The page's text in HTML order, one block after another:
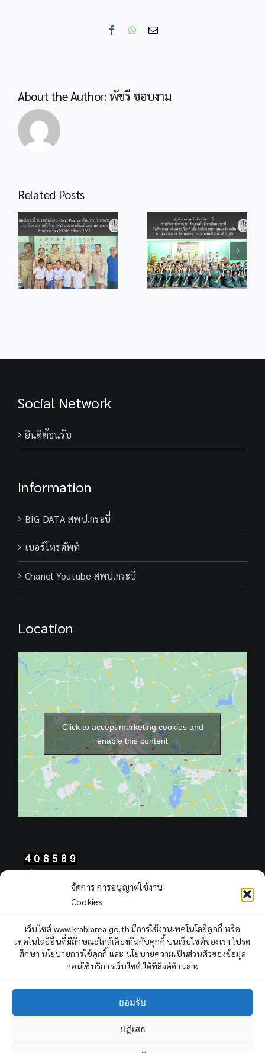
จัดการ การอนุญาตใช้งาน
Cookies
เว็บไซต์ www.krabiarea.go.th มีการใช้งานเทคโนโลยีคุกกี้ หรือ
เทคโนโลยีอื่นที่มีลักษณะใกล้เคียงกันกับคุกกี้ บนเว็บไซต์ของเรา โปรด
ศึกษา นโยบายการใช้คุกกี้ และ นโยบายความเป็นส่วนตัวของข้อมูล
ก่อนใช้บริการเว็บไซต์ ได้ที่ลิงค์ด้านล่าง
ยอมรับ
ปฏิเสธ
FacebookWhatsApp
Email
About the Author: พัชรี ชอบงาม
Related Postsสำนักงานลูกเสือ
จังหวัดกระบี่ ร่วม
กับสำนักงานลูก
เสือเขตพื้นที่การ
ศึกษากระบี่ จัด
กิจกรรม
เฉลิมพระเกียรติ
เนื่องในโอกาส
มหามงคลวันเฉลิม
จุดเทียนถวาย
พระพรชัยมงคล
แด่พระบาทสมเด็จ
พระเจ้าอยู่หัว
เนื่องในโอกาสวัน
เฉลิม
Social Network
ยินดีต้อนรับ
Information
BIG DATA สพป.กระบี่
เบอร์โทรศัพท์
Chanel Youtube สพป.กระบี่
Location
Click to accept marketing cookies and
enable this content
Views Today : 2212
Views Yesterday : 2249
Total views : 967808
Who's Online : 2